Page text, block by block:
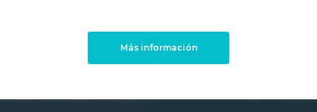
Más información